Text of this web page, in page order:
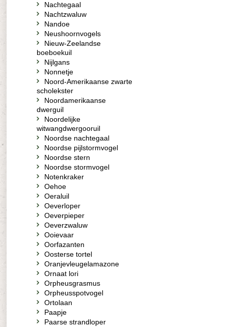
Nachtegaal
Nachtzwaluw
Nandoe
Neushoornvogels
Nieuw-Zeelandse
boeboekuil
Nijlgans
Nonnetje
Noord-Amerikaanse zwarte
scholekster
Noordamerikaanse
dwerguil
Noordelijke
witwangdwergooruil
Noordse nachtegaal
Noordse pijlstormvogel
Noordse stern
Noordse stormvogel
Notenkraker
Oehoe
Oeraluil
Oeverloper
Oeverpieper
Oeverzwaluw
Ooievaar
Oorfazanten
Oosterse tortel
Oranjevleugelamazone
Ornaat lori
Orpheusgrasmus
Orpheusspotvogel
Ortolaan
Paapje
Paarse strandloper